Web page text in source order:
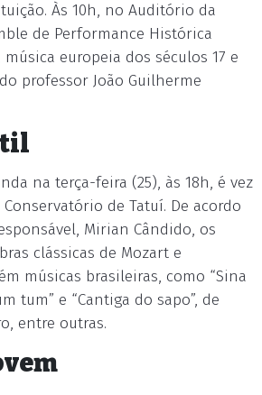
Às 10h, no Auditório da
de Performance Histórica
europeia dos séculos 17 e
professor João Guilherme
na terça-feira (25), às 18h, é vez
de Tatuí. De acordo
Mirian Cândido, os
clássicas de Mozart e
músicas brasileiras, como “Sina
tum” e “Cantiga do sapo”, de
entre outras.